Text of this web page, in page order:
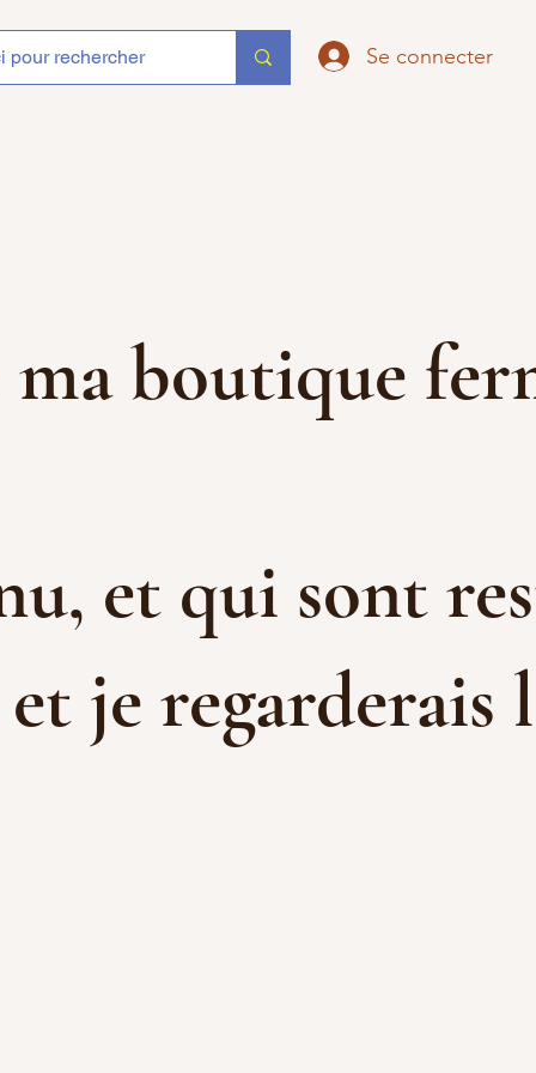
Se connecter
ma boutique
et qui sont
je regarderais